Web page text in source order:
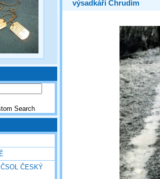
ČESKÝ
výsadkáři Chrudim